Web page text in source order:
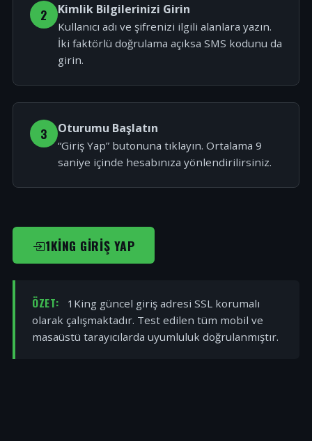
2 Kimlik Bilgilerinizi Girin
Kullanıcı adı ve şifrenizi ilgili alanlara yazın.
İki faktörlü doğrulama açıksa SMS kodunu da
girin.
3 Oturumu Başlatın
“Giriş Yap” butonuna tıklayın. Ortalama 9
saniye içinde hesabınıza yönlendirilirsiniz.
1KING GIRIŞ YAP
ÖZET:
1King güncel giriş adresi SSL korumalı
olarak çalışmaktadır. Test edilen tüm mobil ve
masaüstü tarayıcılarda uyumluluk doğrulanmıştır.